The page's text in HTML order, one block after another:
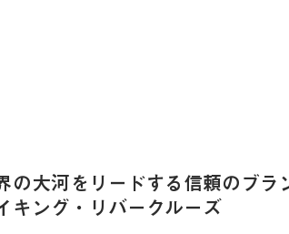
の大河をリードする信頼のブラ
キング・リバークルーズ